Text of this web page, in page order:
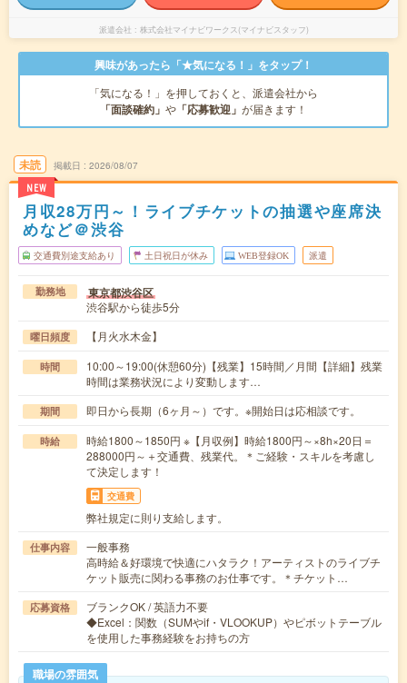
派遣会社 株式会社マイナビワークス(マイナビスタッフ)
興味があったら「★気になる！」をタップ！
「気になる！」を押しておくと、派遣会社から
「面談確約」 や 「応募歓迎」 が届きます！
未読
NEW
掲載日 2026/08/07
月収28万円～！ライブチケットの抽選や座席決
めなど＠渋谷
交通費別途支給あり 土日祝日が休み WEB登録OK 派遣
勤務地 東京都渋谷区
渋谷駅から徒歩5分
曜日頻度 【月火水木金】
時間
10:00～19:00(休憩60分)【残業】15時間／月間【詳細】残業
時間は業務状況により変動します…
期間 即日から長期（6ヶ月～）です。※開始日は応相談です。
時給
時給1800～1850円 ※【月収例】時給1800円～×8h×20日＝
288000円～＋交通費、残業代。＊ご経験・スキルを考慮し
て決定します！
交通費
弊社規定に則り支給します。
仕事内容
一般事務
高時給＆好環境で快適にハタラク！アーティストのライブチ
ケット販売に関わる事務のお仕事です。＊チケット…
応募資格
ブランクOK / 英語力不要
◆Excel：関数（SUMやif・VLOOKUP）やピボットテーブル
を使用した事務経験をお持ちの方
職場の雰囲気